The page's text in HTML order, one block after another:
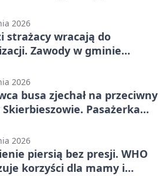
2026
strażacy wracają do
Zawody w gminie
2026
busa zjechał na przeciwny
Skierbieszowie. Pasażerka
2026
piersią bez presji. WHO
korzyści dla mamy i